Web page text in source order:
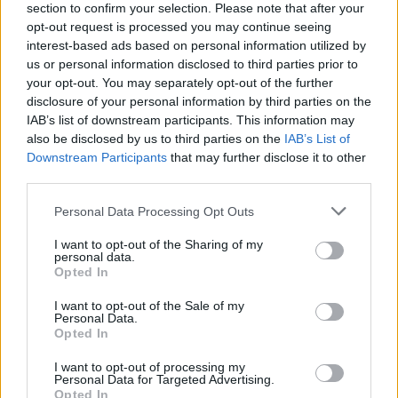
section to confirm your selection. Please note that after your
opt-out request is processed you may continue seeing
interest-based ads based on personal information utilized by
us or personal information disclosed to third parties prior to
your opt-out. You may separately opt-out of the further
disclosure of your personal information by third parties on the
IAB’s list of downstream participants. This information may
also be disclosed by us to third parties on the IAB’s List of
Downstream Participants that may further disclose it to other
Personal Data Processing Opt Outs
I want to opt-out of the Sharing of my
personal data.
Opted In
I want to opt-out of the Sale of my
Personal Data.
Opted In
I want to opt-out of processing my
Personal Data for Targeted Advertising.
Opted In
Deseu el meu nom, el correu electrònic i el lloc web en
aquest navegador per a la propera vegada que comenti.
characters
ÚLTIMES NOTÍCIES
La Cursa de l’Aldea segona d’etiqueta d’or